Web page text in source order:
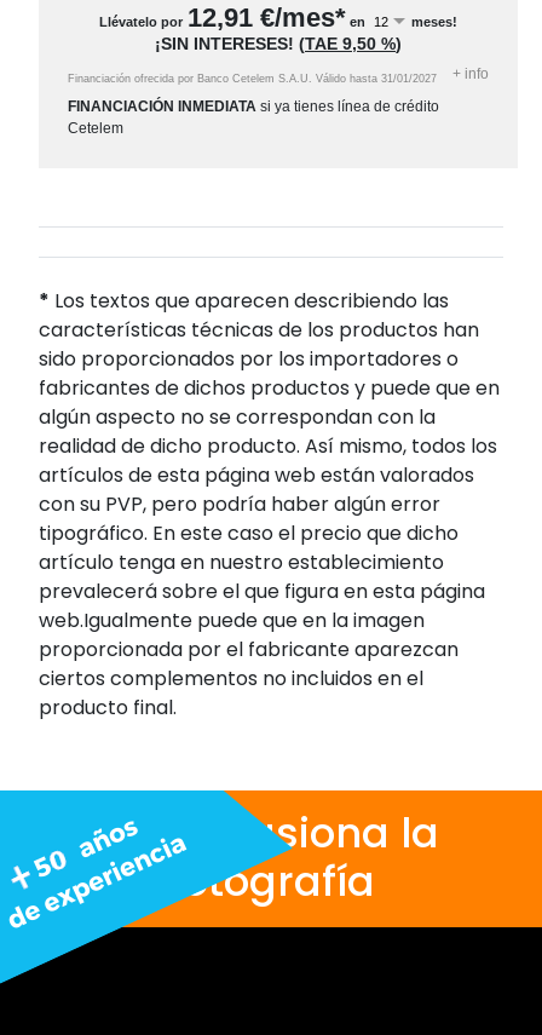
Llévatelo por 12,91 €/mes* en meses!
¡SIN INTERESES! (TAE 9,50 %)
Financiación ofrecida por Banco Cetelem S.A.U. Válido hasta 31/01/2027 + info
FINANCIACIÓN INMEDIATA si ya tienes línea de crédito
Cetelem
* Los textos que aparecen describiendo las
características técnicas de los productos han
sido proporcionados por los importadores o
fabricantes de dichos productos y puede que en
algún aspecto no se correspondan con la
realidad de dicho producto. Así mismo, todos los
artículos de esta página web están valorados
con su PVP, pero podría haber algún error
tipográfico. En este caso el precio que dicho
artículo tenga en nuestro establecimiento
prevalecerá sobre el que figura en esta página
web.Igualmente puede que en la imagen
proporcionada por el fabricante aparezcan
ciertos complementos no incluidos en el
producto final.
Nos apasiona la
fotografía